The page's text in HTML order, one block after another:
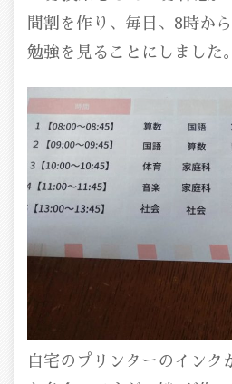
間割を作り、毎日、8時か
勉強を見ることにしました。
自宅のプリンターのインク